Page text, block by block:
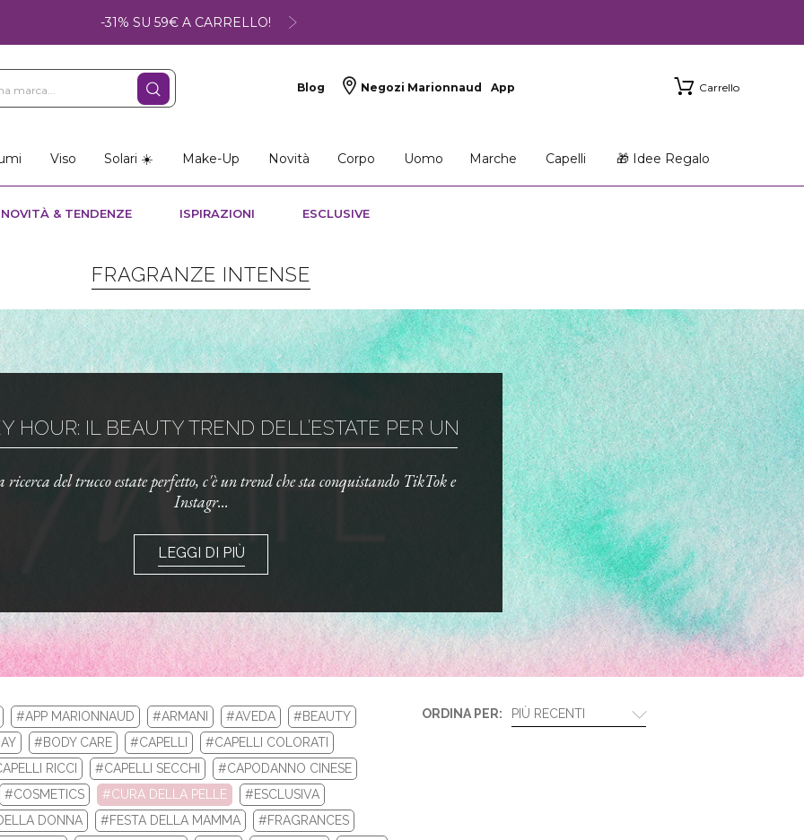
-31% SU 59€ A CARRELLO!
Blog Negozi Marionnaud App Carrello
Viso Solari ☀️ Make-Up Novità Corpo Uomo Marche Capelli 🎁 Idee Regalo
NOVITÀ & TENDENZE ISPIRAZIONI ESCLUSIVE
FRAGRANZE INTENSE
HOUR: IL BEAUTY TREND DELL’ESTATE PER UN TRUCCO ...
ricerca del trucco estate perfetto, c'è un trend che sta conquistando TikTok e
Instagr...
LEGGI DI PIÙ
TUA ROUTINE CON I BEST SELLERS DI BIOTHERM E LANCÔM...
#APP MARIONNAUD #ARMANI #AVEDA
#BEAUTY
#BODY CARE #CAPELLI
#CAPELLI COLORATI
RICCI #CAPELLI SECCHI
#CAPODANNO CINESE
#COSMETICS #CURA DELLA PELLE
#ESCLUSIVA
DONNA #FESTA DELLA MAMMA
#FRAGRANCES
ORDINA PER: PIÙ RECENTI